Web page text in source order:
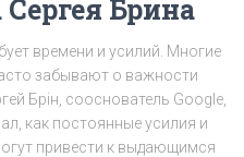
Брина
времени и усилий. Многие
забывают о важности
Брін, сооснователь Google,
как постоянные усилия и
привести к выдающимся